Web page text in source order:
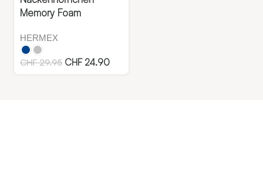
Memory Foam
HERMEX
CHF29.95 CHF24.90